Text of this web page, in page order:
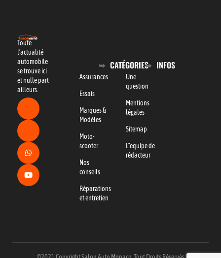
Toute
l’actualité
automobile
se trouve ici
et nulle part
ailleurs.
CATÉGORIES
Assurances
Essais
Marques &
Modèles
Moto-
scooter
Nos
conseils
Réparations
et entretien
INFOS
Une
question
Mentions
légales
Sitemap
L"equipe de
rédacteur